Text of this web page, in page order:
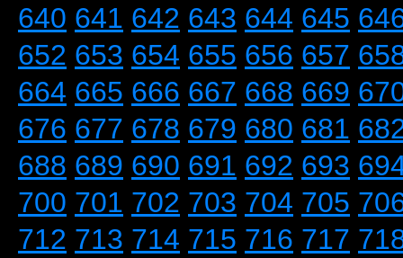
640 641 642 643 644 645
652 653 654 655 656 657
664 665 666 667 668 669
676 677 678 679 680 681
688 689 690 691 692 693
700 701 702 703 704 705
712 713 714 715 716 717